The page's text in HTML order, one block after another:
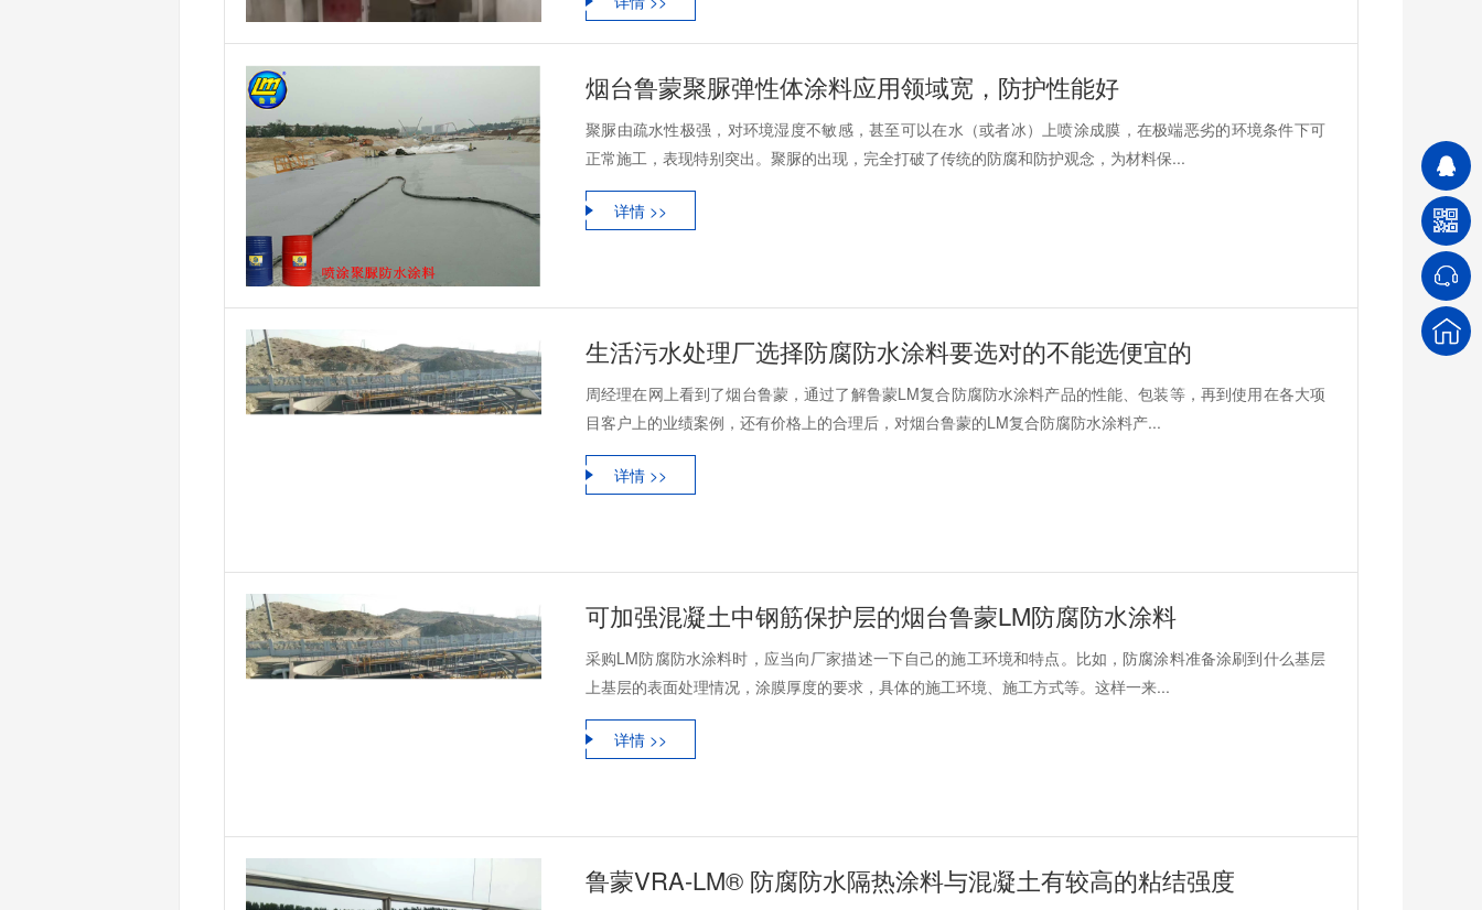
烟台鲁蒙聚脲弹性体涂料应用领域宽，防护性能好
聚脲由疏水性极强，对环境湿度不敏感，甚至可以在水（或者冰）上喷涂成膜，在极端恶劣的环境条件下可
正常施工，表现特别突出。聚脲的出现，完全打破了传统的防腐和防护观念，为材料保...
详情 >>
生活污水处理厂选择防腐防水涂料要选对的不能选便宜的
周经理在网上看到了烟台鲁蒙，通过了解鲁蒙LM复合防腐防水涂料产品的性能、包装等，再到使用在各大项
目客户上的业绩案例，还有价格上的合理后，对烟台鲁蒙的LM复合防腐防水涂料产...
详情 >>
可加强混凝土中钢筋保护层的烟台鲁蒙LM防腐防水涂料
采购LM防腐防水涂料时，应当向厂家描述一下自己的施工环境和特点。比如，防腐涂料准备涂刷到什么基层
上基层的表面处理情况，涂膜厚度的要求，具体的施工环境、施工方式等。这样一来...
详情 >>
鲁蒙VRA-LM® 防腐防水隔热涂料与混凝土有较高的粘结强度